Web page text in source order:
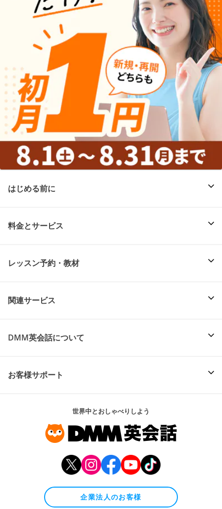
はじめる前に
料金とサービス
レッスン予約・教材
関連サービス
DMM英会話について
お客様サポート
世界中とおしゃべりしよう
企業法人のお客様